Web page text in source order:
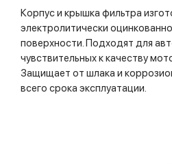
Корпус и крышка фильтра
электролитически
поверхности. Подходят для
чувствительных к качеству
Защищает от шлака и
всего срока эксплуатации.